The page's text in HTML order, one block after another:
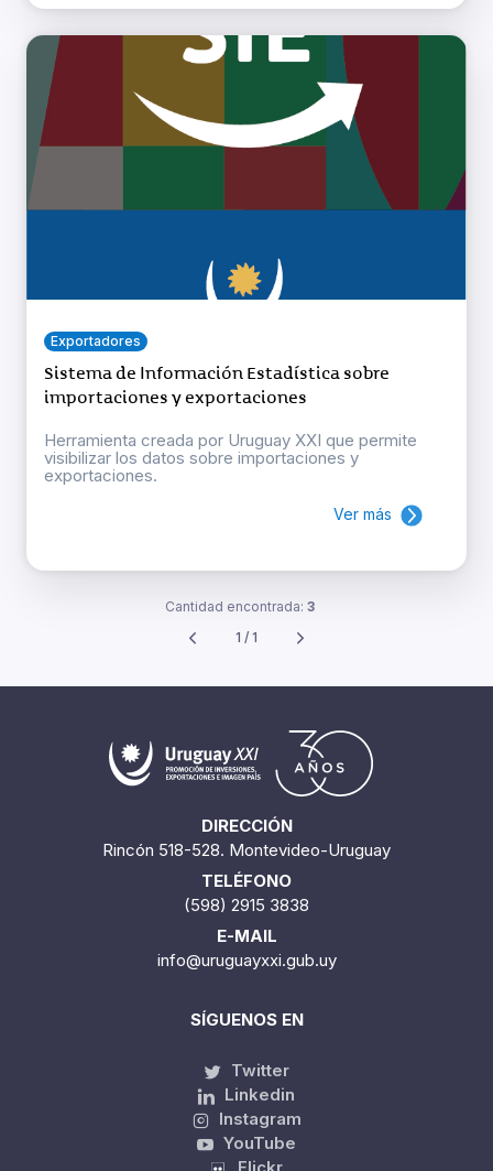
Exportadores
Sistema de Información Estadística sobre
importaciones y exportaciones
Herramienta creada por Uruguay XXI que permite
visibilizar los datos sobre importaciones y
exportaciones.
Ver más
Cantidad encontrada: 3
1 / 1
DIRECCIÓN
Rincón 518-528. Montevideo-Uruguay
TELÉFONO
(598) 2915 3838
E-MAIL
info@uruguayxxi.gub.uy
SÍGUENOS EN
Twitter
Linkedin
Instagram
YouTube